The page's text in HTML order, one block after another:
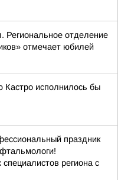
Региональное отделение
отмечает юбилей
Кастро исполнилось бы
праздник
региона с